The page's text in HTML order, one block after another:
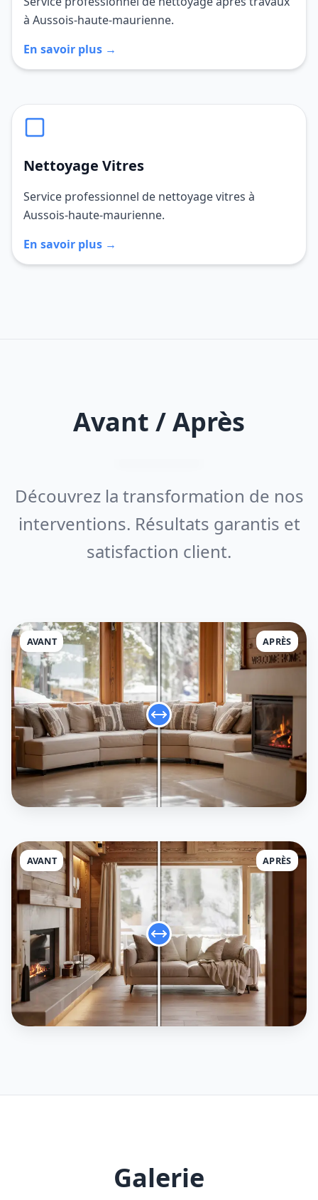
à Aussois-haute-maurienne.
En savoir plus →
Nettoyage Vitres
Service professionnel de nettoyage vitres à
Aussois-haute-maurienne.
En savoir plus →
Avant / Après
Découvrez la transformation de nos
interventions. Résultats garantis et
satisfaction client.
AVANT APRÈS
AVANT APRÈS
Galerie